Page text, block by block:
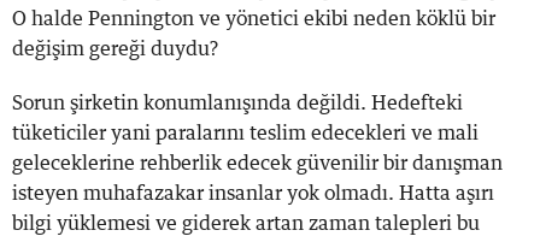
O halde Pennington ve yönetici ekibi neden köklü bir
değişim gereği duydu?
Sorun şirketin konumlanışında değildi. Hedefteki
tüketiciler yani paralarını teslim edecekleri ve mali
geleceklerine rehberlik edecek güvenilir bir danışman
isteyen muhafazakar insanlar yok olmadı. Hatta aşırı
bilgi yüklemesi ve giderek artan zaman talepleri bu